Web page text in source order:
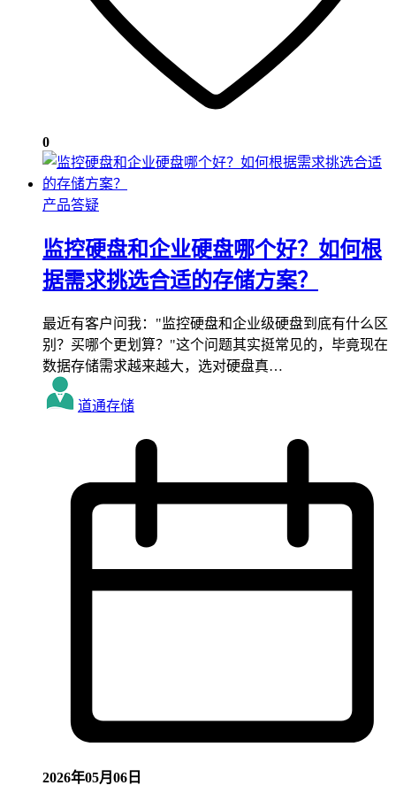
0
产品答疑
监控硬盘和企业硬盘哪个好？如何根
据需求挑选合适的存储方案？
最近有客户问我："监控硬盘和企业级硬盘到底有什么区
别？买哪个更划算？"这个问题其实挺常见的，毕竟现在
数据存储需求越来越大，选对硬盘真…
道通存储
2026年05月06日